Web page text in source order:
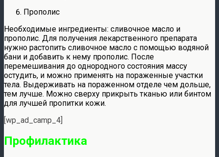
Прополис
Необходимые ингредиенты: сливочное масло и
прополис. Для получения лекарственного препарата
нужно растопить сливочное масло с помощью водяной
бани и добавить к нему прополис. После
перемешивания до однородного состояния массу
остудить, и можно применять на пораженные участки
тела. Выдерживать на пораженном отделе чем дольше,
тем лучше. Можно сверху прикрыть тканью или бинтом
для лучшей пропитки кожи.
[wp_ad_camp_4]
Профилактика